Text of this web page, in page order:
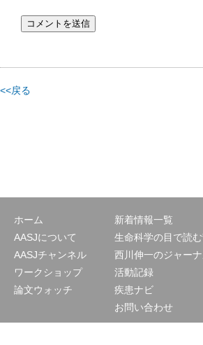
<<戻る
ホーム
AASJについて
AASJチャンネル
ワークショップ
論文ウォッチ
新着情報一覧
生命科学の目で読
西川伸一のジャー
活動記録
疾患ナビ
お問い合わせ